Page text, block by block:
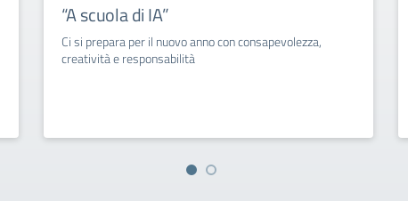
“A scuola di IA”
Ci si prepara per il nuovo anno con consapevolezza,
creatività e responsabilità